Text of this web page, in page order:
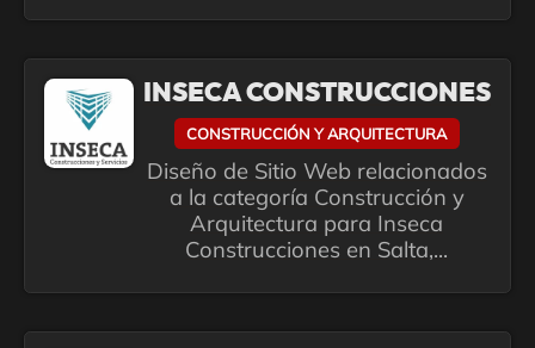
INSECA CONSTRUCCIONES
CONSTRUCCIÓN Y ARQUITECTURA
Diseño de Sitio Web relacionados
a la categoría Construcción y
Arquitectura para Inseca
Construcciones en Salta,...